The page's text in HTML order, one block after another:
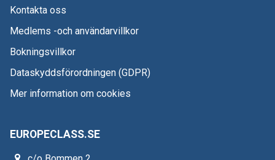
Kontakta oss
Medlems -och användarvillkor
Bokningsvillkor
Dataskyddsförordningen (GDPR)
Mer information om cookies
EUROPECLASS.SE